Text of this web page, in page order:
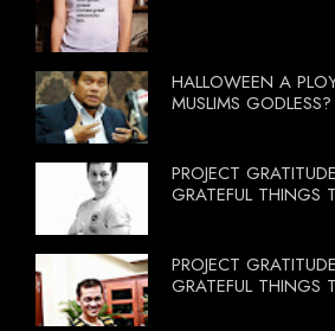
HALLOWEEN A
MUSLIMS GODLESS?
PROJECT
GRATEFUL THINGS
PROJECT
GRATEFUL THINGS